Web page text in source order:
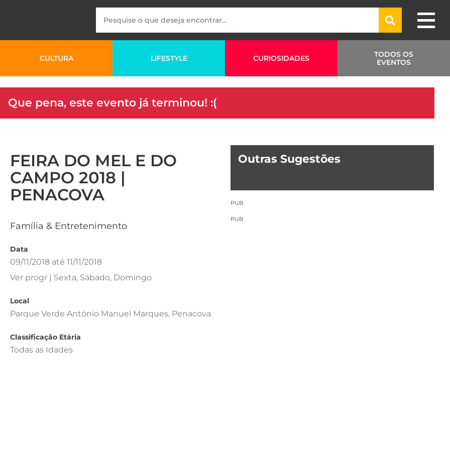
CULTURA LIFESTYLE CURIOSIDADES
TODOS OS
EVENTOS
Que pena, este evento já terminou! :(
FEIRA DO MEL E DO
CAMPO 2018 |
PENACOVA
Família & Entretenimento
Data
09/11/2018 até 11/11/2018
Ver progr | Sexta, Sábado, Domingo
Local
Parque Verde António Manuel Marques, Penacova
Classificação Etária
Todas as Idades
Outras Sugestões
PUB
PUB